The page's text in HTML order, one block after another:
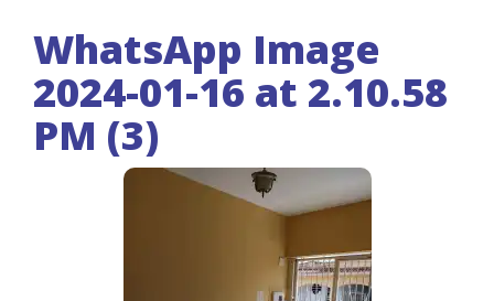
WhatsApp Image
2024-01-16 at 2.10.58
PM (3)